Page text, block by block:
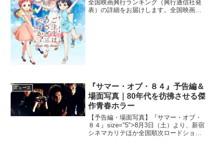
全国映画興行ランキング（興行通信社発
表）の詳細をお届けします。全国映画興
ニュース
『サマー・オブ・８４』予告編＆
場面写真｜80年代を彷彿させる傑
作青春ホラー
【予告編・場面写真】『サマー・オブ・
８４』size="5">8月3日（土）より、新宿
シネマカリテほか全国順次ロードショー